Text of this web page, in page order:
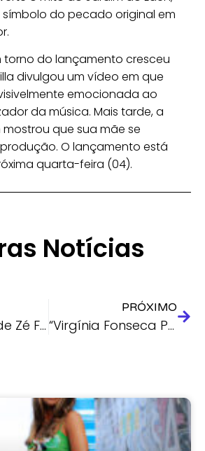
do pecado original em
torno do lançamento cresceu
divulgou um vídeo em que
emocionada ao
da música. Mais tarde, a
que sua mãe se
O lançamento está
quarta-feira (04).
Notícias
Separação de Zé Felipe e Virgínia Fonseca confirma previsão feita ao vivo por Val Couto em 2024
PRÓXIMO
“Virgínia Fonseca Pode Sofrer o Maior Abalo de Imagem da Carreira”, alerta o Tarólogo Val Couto